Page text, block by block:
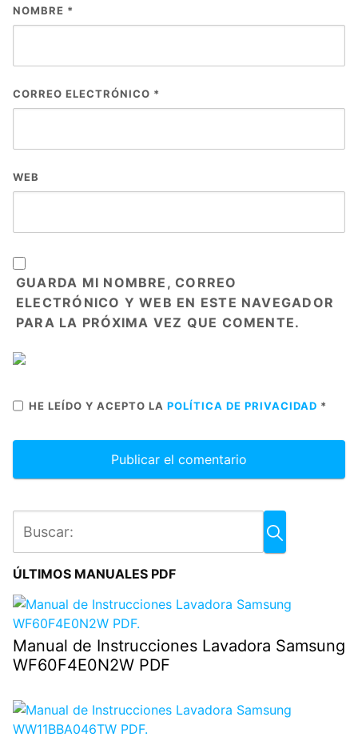
NOMBRE *
CORREO ELECTRÓNICO *
WEB
GUARDA MI NOMBRE, CORREO
ELECTRÓNICO Y WEB EN ESTE NAVEGADOR
PARA LA PRÓXIMA VEZ QUE COMENTE.
HE LEÍDO Y ACEPTO LA POLÍTICA DE PRIVACIDAD *
ÚLTIMOS MANUALES PDF
Manual de Instrucciones Lavadora Samsung
WF60F4E0N2W PDF